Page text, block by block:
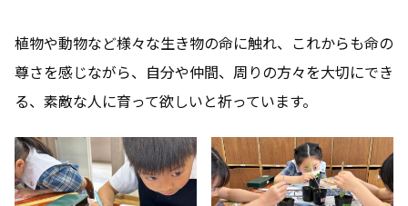
植物や動物など様々な生き物の命に触れ、これからも命の
尊さを感じながら、自分や仲間、周りの方々を大切にでき
る、素敵な人に育って欲しいと祈っています。